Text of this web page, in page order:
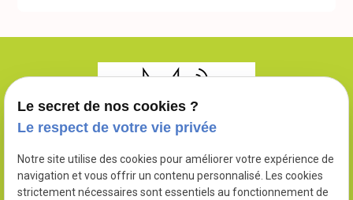
N° SIRET : 90248760200010
Le secret de nos cookies ?
Le respect de votre vie privée
Notre site utilise des cookies pour améliorer votre expérience de
navigation et vous offrir un contenu personnalisé. Les cookies
strictement nécessaires sont essentiels au fonctionnement de